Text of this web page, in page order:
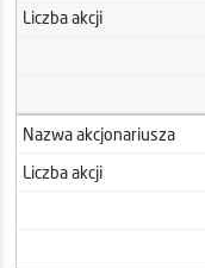
Liczba akcji
Nazwa akcjonariusza
Liczba akcji